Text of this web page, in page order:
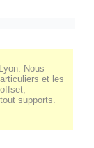
Nous
et les
supports.